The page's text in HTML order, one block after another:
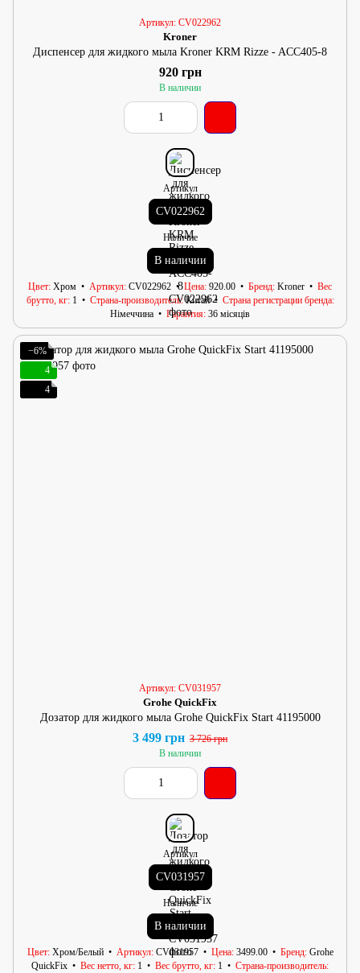
Артикул: CV022962
Kroner
Диспенсер для жидкого мыла Kroner KRM Rizze - ACC405-8
920 грн
В наличии
Артикул
CV022962
Наличие
В наличии
Цвет Хром Артикул CV022962 Цена 920.00 Бренд Kroner
Вес
брутто, кг 1 Страна-производитель Китай
Страна регистрации бренда
Німеччина
Гарантия 36 місяців
−6%
4
4
Артикул: CV031957
Grohe QuickFix
Дозатор для жидкого мыла Grohe QuickFix Start 41195000
3 499 грн 3 726 грн
В наличии
Артикул
CV031957
Наличие
В наличии
Цвет Хром/Белый Артикул CV031957 Цена 3499.00 Бренд Grohe
QuickFix
Вес нетто, кг 1 Вес брутто, кг 1
Страна-производитель